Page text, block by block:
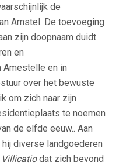
de
Amstel. De toevoeging
zijn doopnaam duidt
en
Amestelle en in
over het bewuste
om zich naar zijn
te noemen
de elfde eeuw.. Aan
diverse landgoederen
Villicatiodat zich bevond